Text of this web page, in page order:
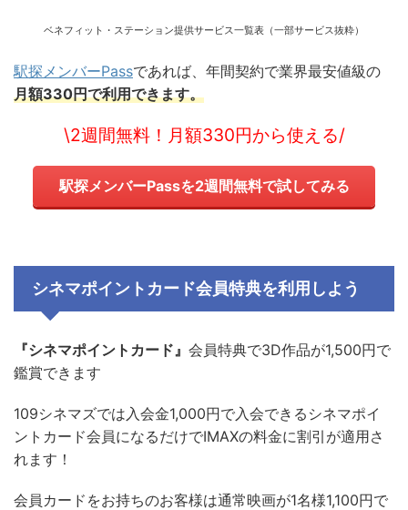
ベネフィット・ステーション提供サービス一覧表（一部サービス抜粋）
駅探メンバーPassであれば、年間契約で業界最安値級の
月額330円で利用できます。
\2週間無料！月額330円から使える/
駅探メンバーPassを2週間無料で試してみる
シネマポイントカード会員特典を利用しよう
『シネマポイントカード』 会員特典で3D作品が1,500円で
鑑賞できます
109シネマズでは入会金1,000円で入会できるシネマポイ
ントカード会員になるだけでIMAXの料金に割引が適用さ
れます！
会員カードをお持ちのお客様は通常映画が1名様1,100円で